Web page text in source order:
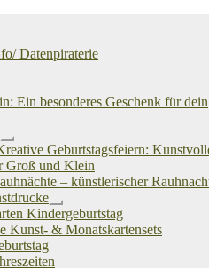
Datenpiraterie
Ein besonderes Geschenk für dein
Untermenü
öffnen
Geburtstagsfeiern:
Groß und Klein
– künstlerischer
Untermenü
öffnen
Kindergeburtstag
Kunst- & Monatskartensets